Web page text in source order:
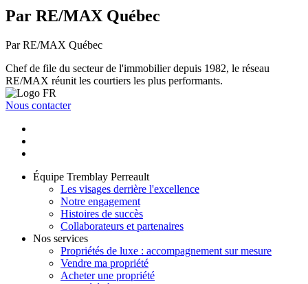
Par RE/MAX Québec
Par RE/MAX Québec
Chef de file du secteur de l'immobilier depuis 1982, le réseau
RE/MAX réunit les courtiers les plus performants.
Nous contacter
Équipe Tremblay Perreault
Les visages derrière l'excellence
Notre engagement
Histoires de succès
Collaborateurs et partenaires
Nos services
Propriétés de luxe : accompagnement sur mesure
Vendre ma propriété
Acheter une propriété